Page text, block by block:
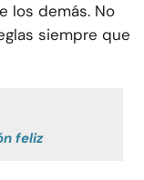
los demás. No
siempre que
feliz